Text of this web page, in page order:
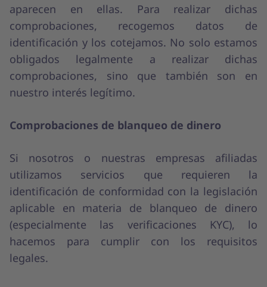
aparecen en ellas. Para realizar dichas
comprobaciones, recogemos datos de
identificación y los cotejamos. No solo estamos
obligados legalmente a realizar dichas
comprobaciones, sino que también son en
nuestro interés legítimo.
Comprobaciones de blanqueo de dinero
Si nosotros o nuestras empresas afiliadas
utilizamos servicios que requieren la
identificación de conformidad con la legislación
aplicable en materia de blanqueo de dinero
(especialmente las verificaciones KYC), lo
hacemos para cumplir con los requisitos
legales.